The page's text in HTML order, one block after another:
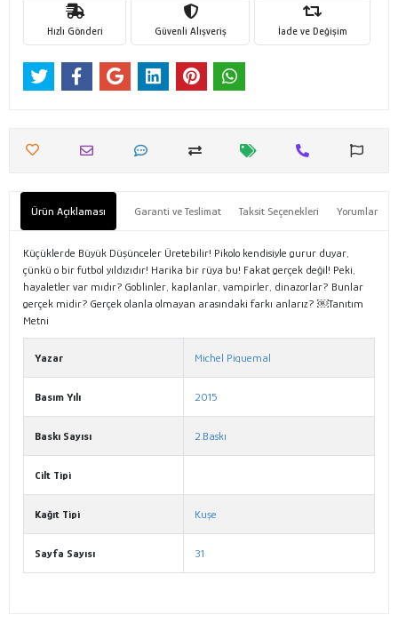
Hızlı Gönderi Güvenli Alışveriş İade ve Değişim
Ürün Açıklaması Garanti ve Teslimat Taksit Seçenekleri Yorumlar
Küçüklerde Büyük Düşünceler Üretebilir! Pikolo kendisiyle gurur duyar,
çünkü o bir futbol yıldızıdır! Harika bir rüya bu! Fakat gerçek değil! Peki,
hayaletler var mıdır? Goblinler, kaplanlar, vampirler, dinazorlar? Bunlar
gerçek midir? Gerçek olanla olmayan arasındaki farkı anlarız? ￼Tanıtım
Metni
Yazar Michel Piquemal
Basım Yılı 2015
Baskı Sayısı 2.Baskı
Cilt Tipi
Kağıt Tipi Kuşe
Sayfa Sayısı 31